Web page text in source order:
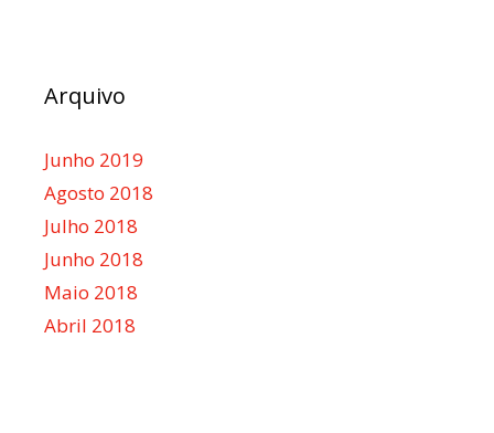
Arquivo
Junho 2019
Agosto 2018
Julho 2018
Junho 2018
Maio 2018
Abril 2018